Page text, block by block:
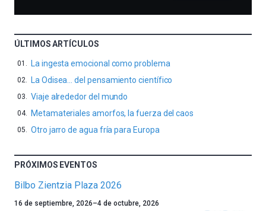
ÚLTIMOS ARTÍCULOS
La ingesta emocional como problema
La Odisea… del pensamiento científico
Viaje alrededor del mundo
Metamateriales amorfos, la fuerza del caos
Otro jarro de agua fría para Europa
PRÓXIMOS EVENTOS
Bilbo Zientzia Plaza 2026
Un
16 de septiembre, 2026–4 de octubre, 2026